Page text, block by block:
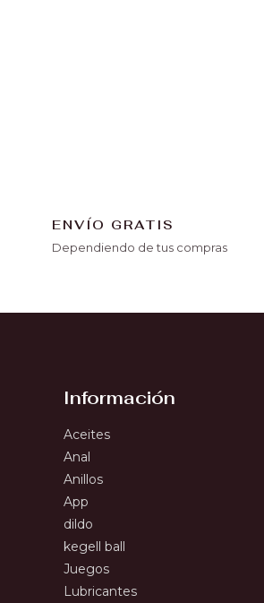
ENVÍO GRATIS
Dependiendo de tus compras
Información
Aceites
Anal
Anillos
App
dildo
kegell ball
Juegos
Lubricantes